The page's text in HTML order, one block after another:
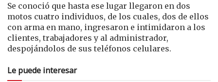
Se conoció que hasta ese lugar llegaron en dos
motos cuatro individuos, de los cuales, dos de ellos
con arma en mano, ingresaron e intimidaron a los
clientes, trabajadores y al administrador,
despojándolos de sus teléfonos celulares.
Le puede interesar